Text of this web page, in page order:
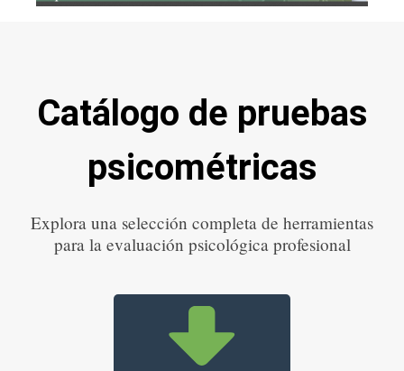
Catálogo de pruebas
psicométricas
Explora una selección completa de herramientas
para la evaluación psicológica profesional